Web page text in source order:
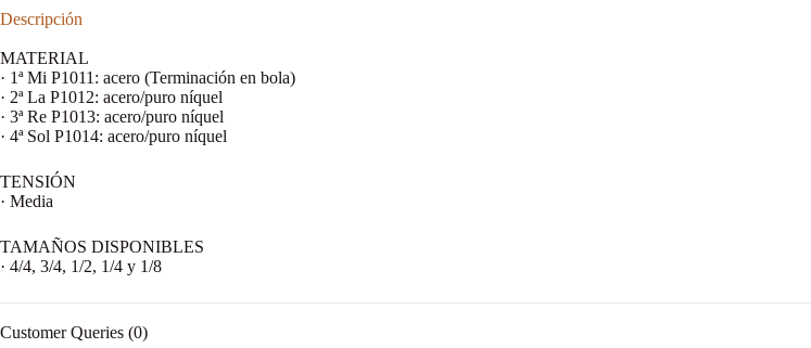
Descripción
MATERIAL
· 1ª Mi P1011: acero (Terminación en bola)
· 2ª La P1012: acero/puro níquel
· 3ª Re P1013: acero/puro níquel
· 4ª Sol P1014: acero/puro níquel
TENSIÓN
· Media
TAMAÑOS DISPONIBLES
· 4/4, 3/4, 1/2, 1/4 y 1/8
Customer Queries (0)